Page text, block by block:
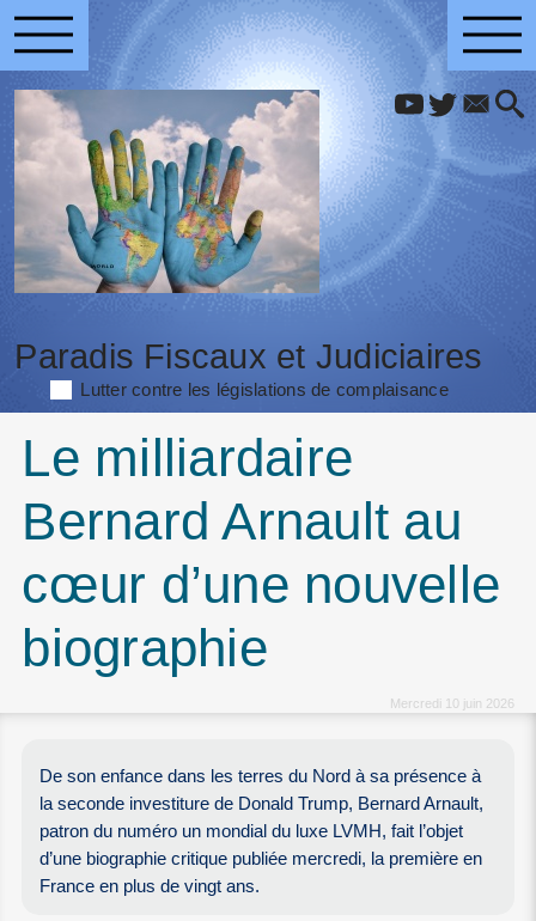
Paradis Fiscaux et Judiciaires
Lutter contre les législations de complaisance
Le milliardaire
Bernard Arnault au
cœur d’une nouvelle
biographie
Mercredi 10 juin 2026
De son enfance dans les terres du Nord à sa présence à
la seconde investiture de Donald Trump, Bernard Arnault,
patron du numéro un mondial du luxe LVMH, fait l’objet
d’une biographie critique publiée mercredi, la première en
France en plus de vingt ans.